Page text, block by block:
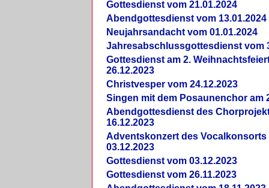
Gottesdienst vom 21.01.2024
Abendgottesdienst vom 13.01.2024
Neujahrsandacht vom 01.01.2024
Jahresabschlussgottesdienst vom
Gottesdienst am 2.
26.12.2023
Christvesper vom 24.12.2023
Singen mit dem Posaunenchor am
Abendgottesdienst des
16.12.2023
Adventskonzert des Vocalkonsorts
03.12.2023
Gottesdienst vom 03.12.2023
Gottesdienst vom 26.11.2023